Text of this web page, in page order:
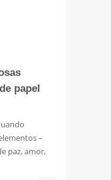
papel
–
paz, amor,